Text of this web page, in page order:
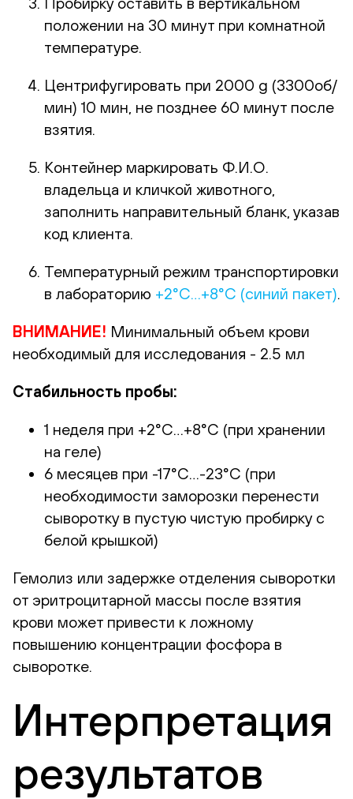
положении на 30 минут при комнатной
температуре.
Центрифугировать при 2000 g (3300об/
мин) 10 мин, не позднее 60 минут после
взятия.
Контейнер маркировать Ф.И.О.
владельца и кличкой животного,
заполнить направительный бланк, указав
код клиента.
Температурный режим транспортировки
в лабораторию +2°С…+8°С (синий пакет).
ВНИМАНИЕ! Минимальный объем крови
необходимый для исследования - 2.5 мл
Стабильность пробы:
1 неделя при +2°С…+8°С (при хранении
на геле)
6 месяцев при -17°С…-23°С (при
необходимости заморозки перенести
сыворотку в пустую чистую пробирку с
белой крышкой)
Гемолиз или задержке отделения сыворотки
от эритроцитарной массы после взятия
крови может привести к ложному
повышению концентрации фосфора в
сыворотке.
Интерпретация
результатов